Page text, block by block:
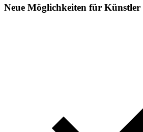
Neue Möglichkeiten für Künstler